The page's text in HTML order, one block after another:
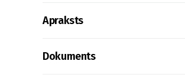
Apraksts
Dokuments